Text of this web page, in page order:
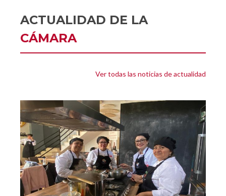
ACTUALIDAD DE LA
CÁMARA
Ver todas las noticias de actualidad